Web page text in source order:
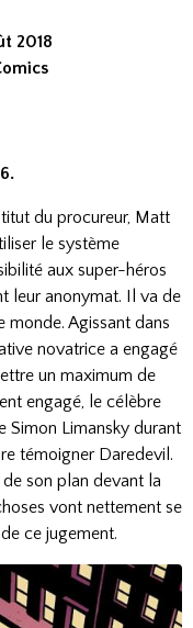
2018
du procureur, Matt
le système
aux super-héros
leur anonymat. Il va de
Agissant dans
novatrice a engagé
un maximum de
engagé, le célèbre
Simon Limansky durant
témoigner Daredevil.
son plan devant la
vont nettement se
ce jugement.